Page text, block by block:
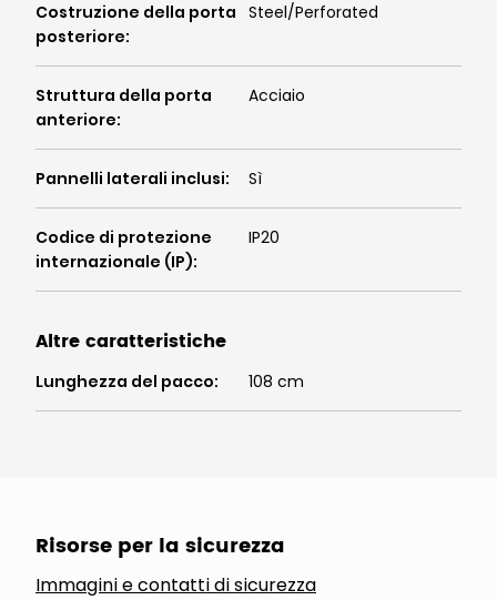
Costruzione della porta
posteriore:
Steel/Perforated
Struttura della porta
anteriore:
Acciaio
Pannelli laterali inclusi: Sì
Codice di protezione
internazionale (IP):
IP20
Altre caratteristiche
Lunghezza del pacco: 108 cm
Risorse per la sicurezza
Immagini e contatti di sicurezza